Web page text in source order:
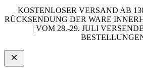
KOSTENLOSER VERSAND AB
RÜCKSENDUNG DER WARE
| VOM 28.-29. JULI